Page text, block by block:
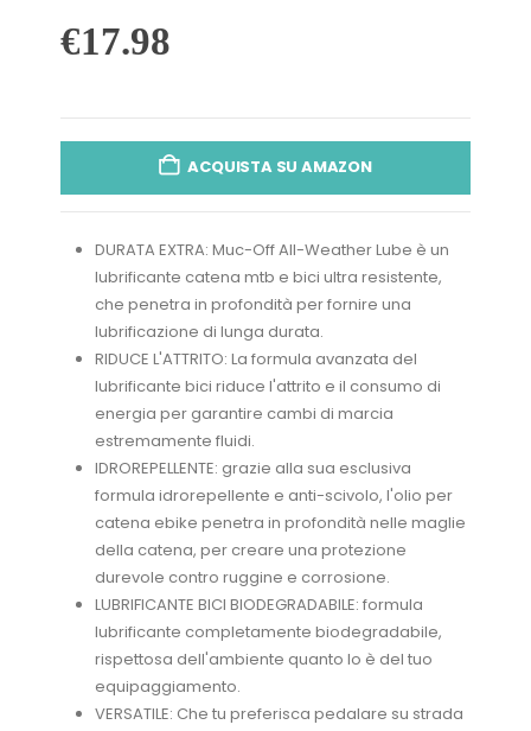
€17.98
ACQUISTA SU AMAZON
DURATA EXTRA: Muc-Off All-Weather Lube è un
lubrificante catena mtb e bici ultra resistente,
che penetra in profondità per fornire una
lubrificazione di lunga durata.
RIDUCE L'ATTRITO: La formula avanzata del
lubrificante bici riduce l'attrito e il consumo di
energia per garantire cambi di marcia
estremamente fluidi.
IDROREPELLENTE: grazie alla sua esclusiva
formula idrorepellente e anti-scivolo, l'olio per
catena ebike penetra in profondità nelle maglie
della catena, per creare una protezione
durevole contro ruggine e corrosione.
LUBRIFICANTE BICI BIODEGRADABILE: formula
lubrificante completamente biodegradabile,
rispettosa dell'ambiente quanto lo è del tuo
equipaggiamento.
VERSATILE: Che tu preferisca pedalare su strada